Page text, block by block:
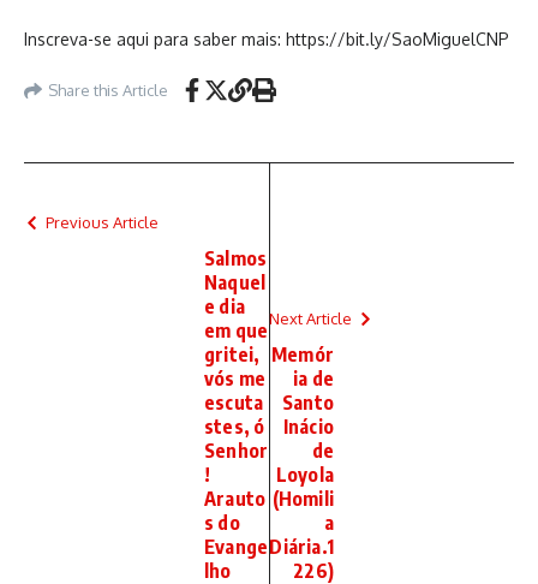
Inscreva-se aqui para saber mais: https://bit.ly/SaoMiguelCNP
Share this Article
Previous Article
Salmos
Naquel
e dia
em que
gritei,
vós me
escuta
stes, ó
Senhor
!
Arauto
s do
Evange
lho
Next Article
Memór
ia de
Santo
Inácio
de
Loyola
(Homili
a
Diária.1
226)